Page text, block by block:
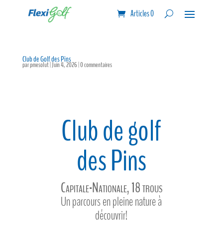
Articles 0
Club de Golf des Pins
parpmesolut|Juin 4, 2026|0 commentaires
Club de golf
des Pins
Capitale-Nationale, 18 trous
Un parcours en pleine nature à
découvrir!